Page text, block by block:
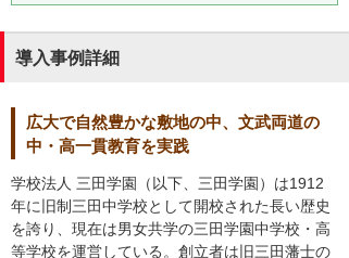
導入事例詳細
広大で自然豊かな敷地の中、文武両道の
中・高一貫教育を実践
学校法人 三田学園（以下、三田学園）は1912
年に旧制三田中学校として開校された長い歴史
を誇り、現在は男女共学の三田学園中学校・高
等学校を運営している。創立者は旧三田藩士の